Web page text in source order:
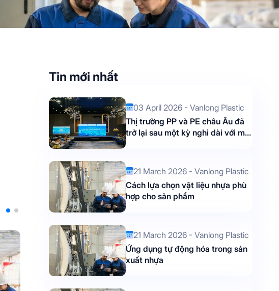
Tin mới nhất
03 April 2026 - Vanlong Plastic
Thị trường PP và PE châu Âu đã
trở lại sau một kỳ nghỉ dài với một
21 March 2026 - Vanlong Plastic
Cách lựa chọn vật liệu nhựa phù
hợp cho sản phẩm
21 March 2026 - Vanlong Plastic
Ứng dụng tự động hóa trong sản
xuất nhựa